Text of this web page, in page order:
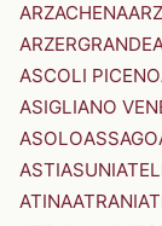
ARZACHENA
ARZERGRANDE
ASCOLI PICENO
ASIGLIANO
ASOLOASSAGO
ASTIASUNI
ATINAATRANI